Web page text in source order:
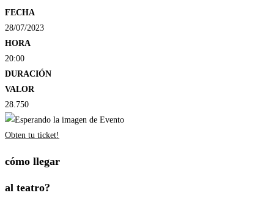
FECHA
28/07/2023
HORA
20:00
DURACIÓN
VALOR
28.750
Obten tu ticket!
cómo llegar
al teatro?